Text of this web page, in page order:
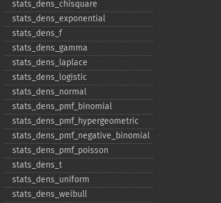
stats_​dens_​chisquare
stats_​dens_​exponential
stats_​dens_​f
stats_​dens_​gamma
stats_​dens_​laplace
stats_​dens_​logistic
stats_​dens_​normal
stats_​dens_​pmf_​binomial
stats_​dens_​pmf_​hypergeometric
stats_​dens_​pmf_​negative_​binomial
stats_​dens_​pmf_​poisson
stats_​dens_​t
stats_​dens_​uniform
stats_​dens_​weibull